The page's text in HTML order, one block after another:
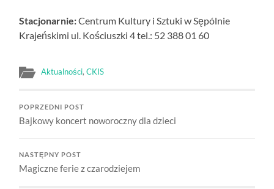
Stacjonarnie:Centrum Kultury i Sztuki w Sępólnie
Krajeńskimi ul. Kościuszki 4 tel.: 52 388 01 60
Aktualności,CKIS
POPRZEDNI POST
Bajkowy koncert noworoczny dla dzieci
NASTĘPNY POST
Magiczne ferie z czarodziejem